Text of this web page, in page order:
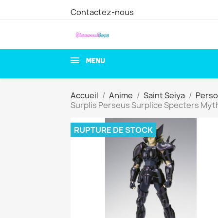
Contactez-nous
MENU
Accueil Anime Saint Seiya
Surplis Perseus Surplice Specters
RUPTURE DE STOCK